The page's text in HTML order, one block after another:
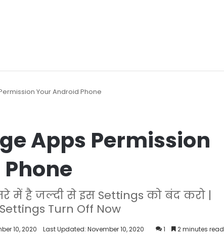
Your Android Phone
Apps Permission
में है जल्दी से इस Settings को बंद करो |
Turn Off Now
10, 2020 Last Updated: November 10, 2020 1 2 minutes read